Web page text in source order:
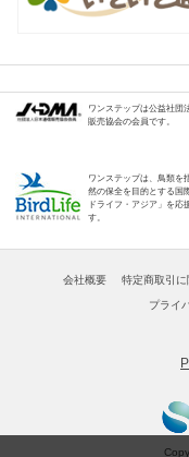
ワンステップは公益社団
販売協会の会員です。
ワンステップは、鳥類を
然の保全を目的とする国
ドライフ・アジア」を応
す。
会社概要 特定商取引
プライ